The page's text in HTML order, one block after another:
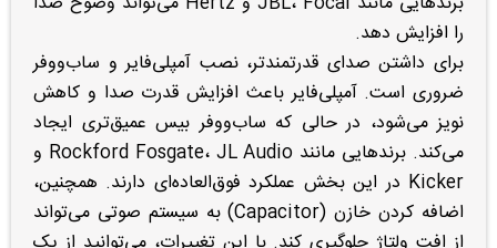
را افزایش دهد.
برای داشتن صدای قدرتمندتر، نصب آمپلی‌فایر و ساب‌ووفر
ضروری است. آمپلی‌فایر باعث افزایش قدرت صدا و کاهش
نویز می‌شود، در حالی که ساب‌ووفر بیس عمیق‌تری ایجاد
می‌کند. برندهایی مانند Rockford Fosgate، JL Audio و
Kicker در این بخش عملکرد فوق‌العاده‌ای دارند. همچنین،
اضافه کردن خازن (Capacitor) به سیستم صوتی می‌تواند